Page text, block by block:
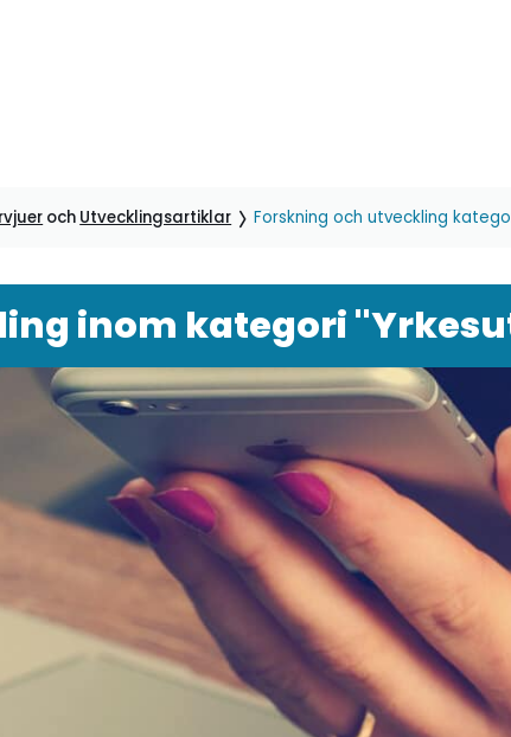
och Utvecklingsartiklar Forskning och utveckling
inom kategori